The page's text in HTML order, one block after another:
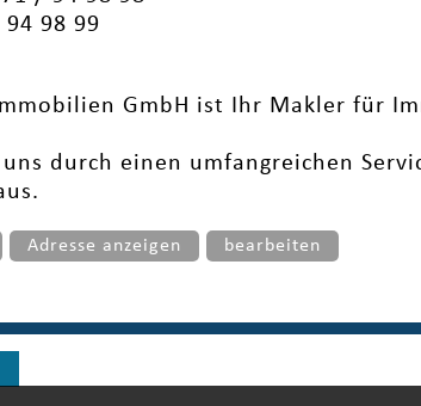
94 98 99
GmbH ist Ihr Makler für
durch einen umfangreichen
Adresse anzeigen bearbeiten